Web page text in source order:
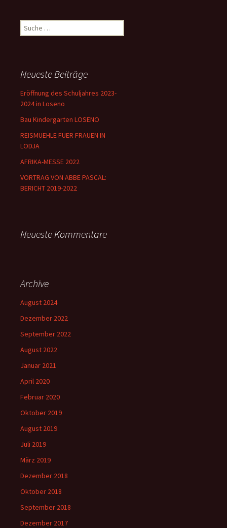
Suche
nach:
Neueste Beiträge
Eröffnung des Schuljahres 2023-
2024 in Loseno
Bau Kindergarten LOSENO
REISMUEHLE FUER FRAUEN IN
LODJA
AFRIKA-MESSE 2022
VORTRAG VON ABBE PASCAL:
BERICHT 2019-2022
Neueste Kommentare
Archive
August 2024
Dezember 2022
September 2022
August 2022
Januar 2021
April 2020
Februar 2020
Oktober 2019
August 2019
Juli 2019
März 2019
Dezember 2018
Oktober 2018
September 2018
Dezember 2017